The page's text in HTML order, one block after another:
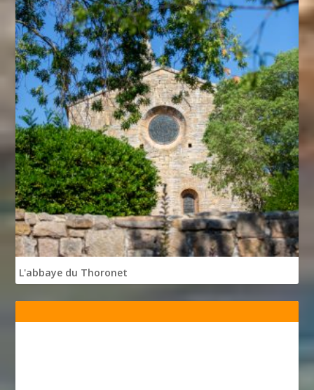
L'abbaye du Thoronet